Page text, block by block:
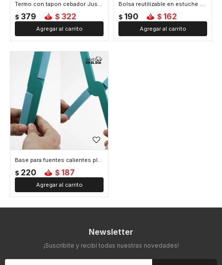
Termo con tapon cebador Just Love 350 ml - Turquesa
$ 379 $ 322
Bolsa reutilizable en estuche color liso - Turquesa
$ 190 $ 162
Base para fuentes calientes plegable - Turquesa
$ 220 $ 187
Newsletter
¡Suscribite y recibí todas nuestras novedades!